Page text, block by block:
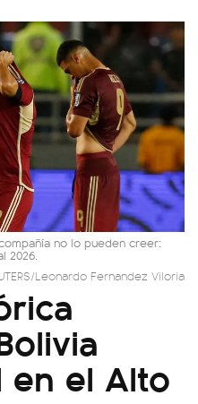
no lo pueden creer:
2026.
Leonardo Fernandez Viloria
en el Alto